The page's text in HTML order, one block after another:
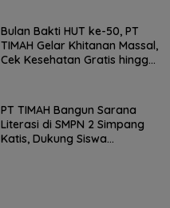
Bulan Bakti HUT ke-50, PT
TIMAH Gelar Khitanan Massal,
Cek Kesehatan Gratis hingga
PT TIMAH Bangun Sarana
Literasi di SMPN 2 Simpang
Katis, Dukung Siswa